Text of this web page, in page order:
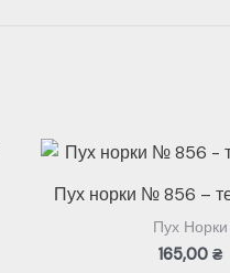
Пух норки № 856 –
Пух Норки
165,00₴